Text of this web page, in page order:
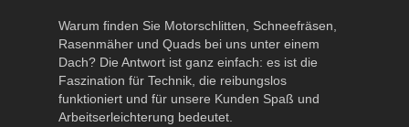
Warum finden Sie Motorschlitten, Schneefräsen,
Rasenmäher und Quads bei uns unter einem
Dach? Die Antwort ist ganz einfach: es ist die
Faszination für Technik, die reibungslos
funktioniert und für unsere Kunden Spaß und
Arbeitserleichterung bedeutet.